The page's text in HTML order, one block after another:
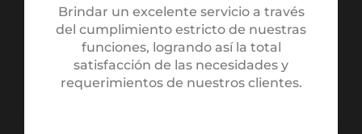
Brindar un excelente servicio a través
del cumplimiento estricto de nuestras
funciones, logrando así la total
satisfacción de las necesidades y
requerimientos de nuestros clientes.